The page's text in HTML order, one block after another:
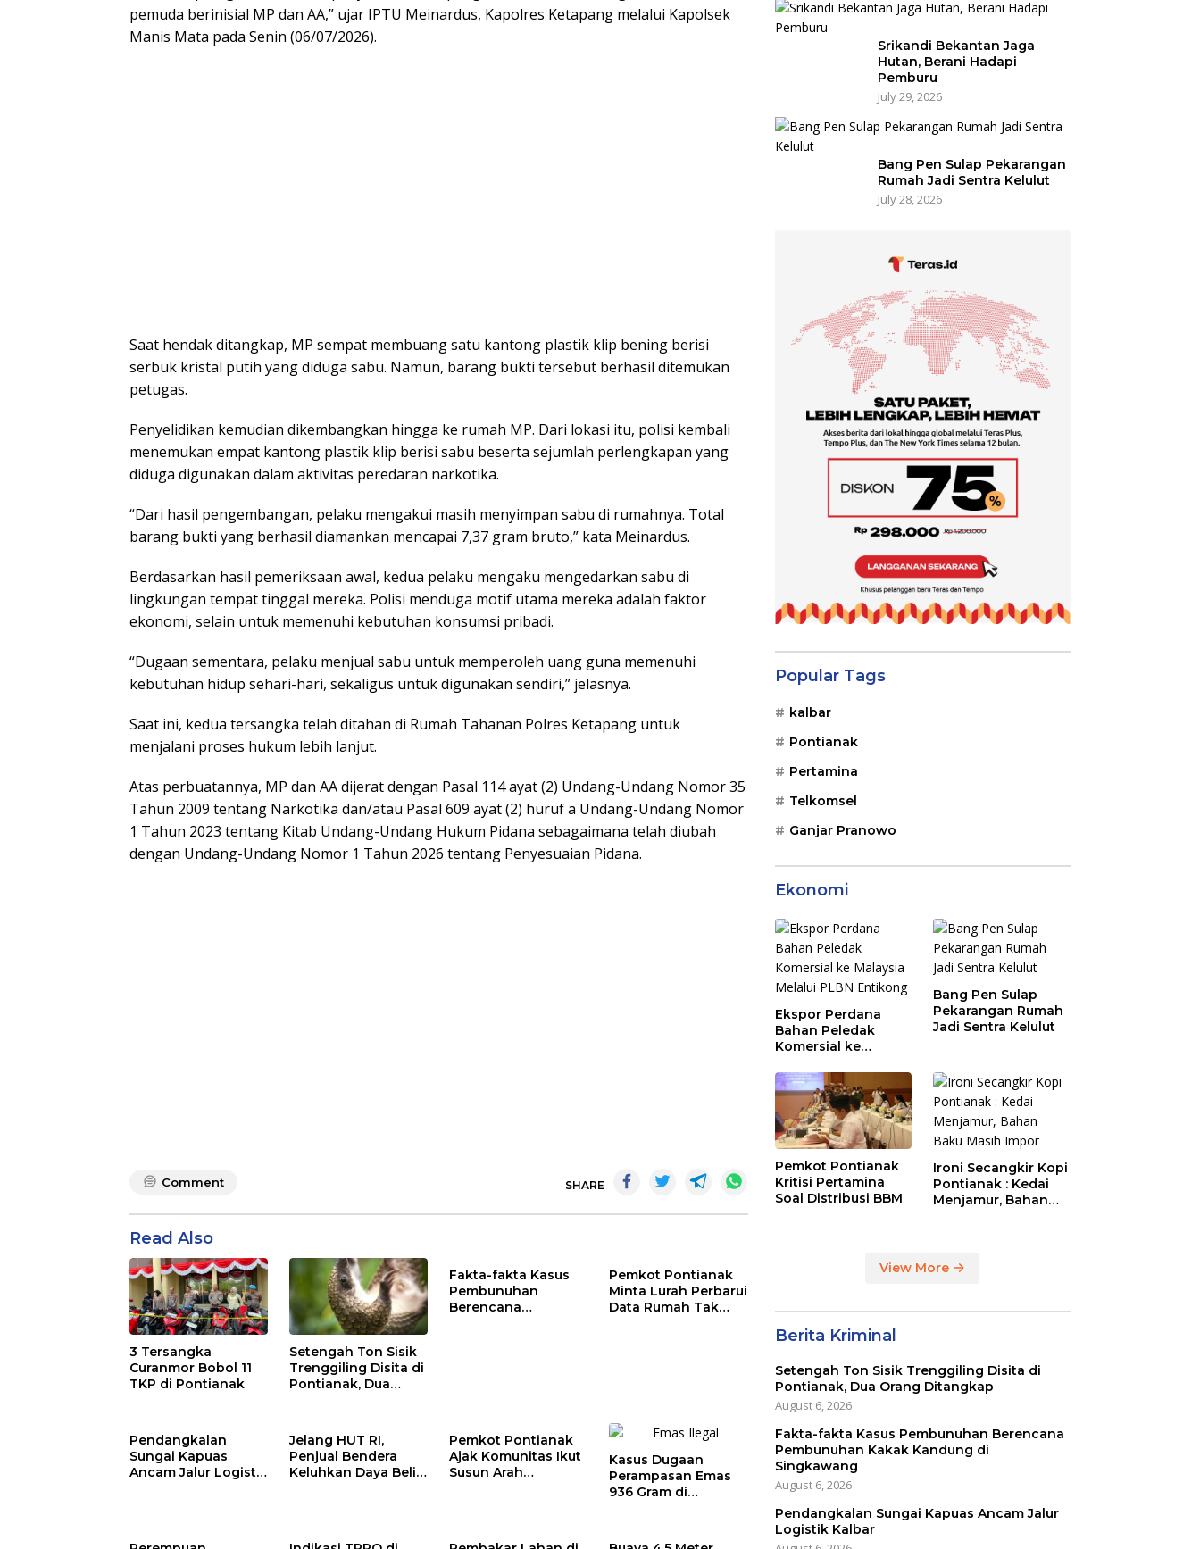
pemuda berinisial MP dan AA,” ujar IPTU Meinardus, Kapolres Ketapang melalui Kapolsek
Manis Mata pada Senin (06/07/2026).
Saat hendak ditangkap, MP sempat membuang satu kantong plastik klip bening berisi
serbuk kristal putih yang diduga sabu. Namun, barang bukti tersebut berhasil ditemukan
petugas.
Penyelidikan kemudian dikembangkan hingga ke rumah MP. Dari lokasi itu, polisi kembali
menemukan empat kantong plastik klip berisi sabu beserta sejumlah perlengkapan yang
diduga digunakan dalam aktivitas peredaran narkotika.
“Dari hasil pengembangan, pelaku mengakui masih menyimpan sabu di rumahnya. Total
barang bukti yang berhasil diamankan mencapai 7,37 gram bruto,” kata Meinardus.
Berdasarkan hasil pemeriksaan awal, kedua pelaku mengaku mengedarkan sabu di
lingkungan tempat tinggal mereka. Polisi menduga motif utama mereka adalah faktor
ekonomi, selain untuk memenuhi kebutuhan konsumsi pribadi.
“Dugaan sementara, pelaku menjual sabu untuk memperoleh uang guna memenuhi
kebutuhan hidup sehari-hari, sekaligus untuk digunakan sendiri,” jelasnya.
Saat ini, kedua tersangka telah ditahan di Rumah Tahanan Polres Ketapang untuk
menjalani proses hukum lebih lanjut.
Atas perbuatannya, MP dan AA dijerat dengan Pasal 114 ayat (2) Undang-Undang Nomor 35
Tahun 2009 tentang Narkotika dan/atau Pasal 609 ayat (2) huruf a Undang-Undang Nomor
1 Tahun 2023 tentang Kitab Undang-Undang Hukum Pidana sebagaimana telah diubah
dengan Undang-Undang Nomor 1 Tahun 2026 tentang Penyesuaian Pidana.
Comment SHARE
Read Also
3 Tersangka
Curanmor Bobol 11
TKP di Pontianak
Setengah Ton Sisik
Trenggiling Disita di
Pontianak, Dua
Fakta-fakta Kasus
Pembunuhan
Berencana
Pemkot Pontianak
Minta Lurah Perbarui
Data Rumah Tak
Pendangkalan
Sungai Kapuas
Ancam Jalur Logistik
Jelang HUT RI,
Penjual Bendera
Keluhkan Daya Beli
Pemkot Pontianak
Ajak Komunitas Ikut
Susun Arah
Kasus Dugaan
Perampasan Emas
936 Gram di
Srikandi Bekantan Jaga
Hutan, Berani Hadapi
Pemburu
July 29, 2026
Bang Pen Sulap Pekarangan
Rumah Jadi Sentra Kelulut
July 28, 2026
Popular Tags
kalbar
Pontianak
Pertamina
Telkomsel
Ganjar Pranowo
Ekonomi
Ekspor Perdana
Bahan Peledak
Komersial ke
PLBN Entikong
Bang Pen Sulap
Pekarangan Rumah
Jadi Sentra Kelulut
Pemkot Pontianak
Kritisi Pertamina
Soal Distribusi BBM
Ironi Secangkir Kopi
Pontianak : Kedai
Menjamur, Bahan
View More
Berita Kriminal
Setengah Ton Sisik Trenggiling Disita di
Pontianak, Dua Orang Ditangkap
August 6, 2026
Fakta-fakta Kasus Pembunuhan Berencana
Pembunuhan Kakak Kandung di
Singkawang
August 6, 2026
Pendangkalan Sungai Kapuas Ancam Jalur
Logistik Kalbar